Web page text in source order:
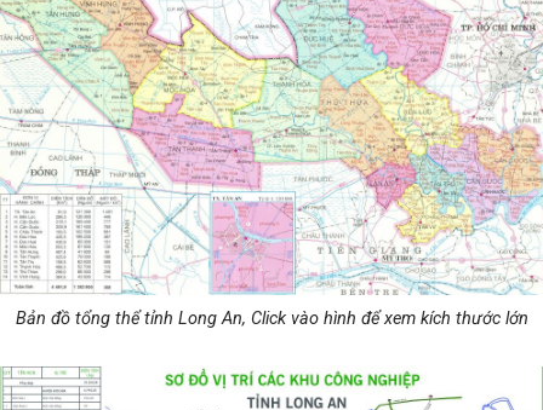
Bản đồ tổng thể tỉnh Long An, Click vào hình để xem kích thước lớn